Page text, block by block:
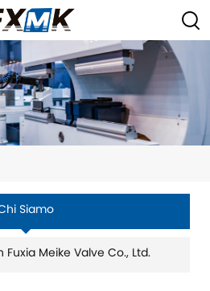
Siamo
Meike Valve Co., Ltd.